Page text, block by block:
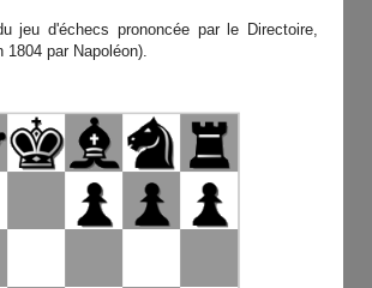
jeu d'échecs prononcée par le Directoire,
par Napoléon).